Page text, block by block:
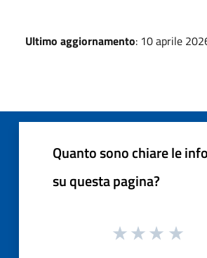
Ultimo aggiornamento: 10 aprile
Quanto sono chiare le
su questa pagina?